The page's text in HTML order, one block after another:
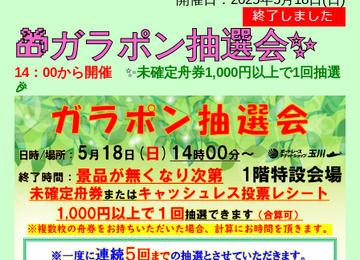
🎁ガラポン抽選会✨
14：00から開催✨未確定舟券1,000円以上で1回抽選
🎉